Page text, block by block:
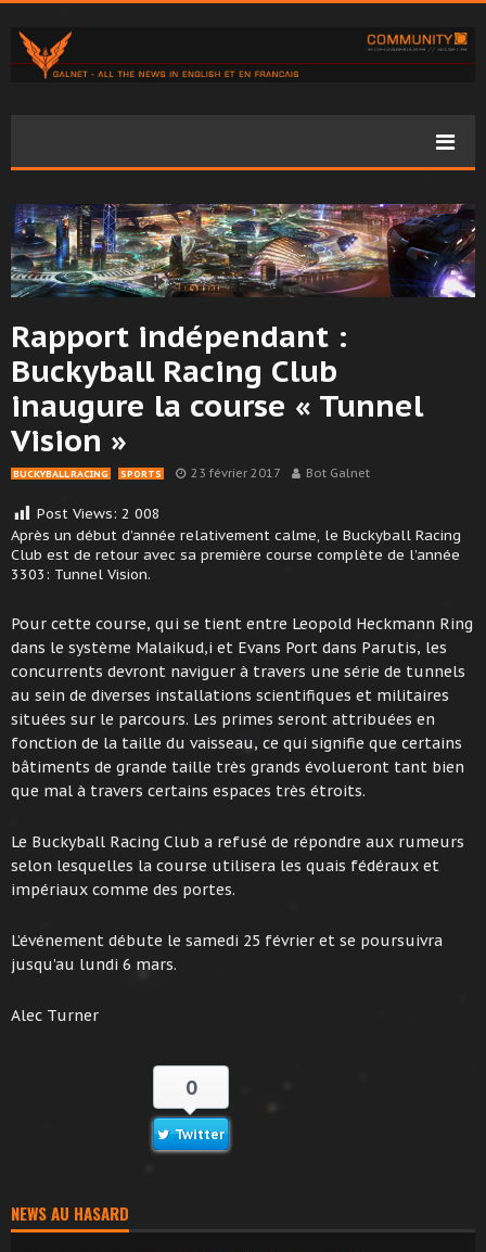
Rapport indépendant :
Buckyball Racing Club
inaugure la course « Tunnel
Vision »
BUCKYBALL RACING SPORTS 23 février 2017 Bot Galnet
Post Views: 2 008
Après un début d’année relativement calme, le Buckyball Racing
Club est de retour avec sa première course complète de l’année
3303: Tunnel Vision.
Pour cette course, qui se tient entre Leopold Heckmann Ring
dans le système Malaikud,i et Evans Port dans Parutis, les
concurrents devront naviguer à travers une série de tunnels
au sein de diverses installations scientifiques et militaires
situées sur le parcours. Les primes seront attribuées en
fonction de la taille du vaisseau, ce qui signifie que certains
bâtiments de grande taille très grands évolueront tant bien
que mal à travers certains espaces très étroits.
Le Buckyball Racing Club a refusé de répondre aux rumeurs
selon lesquelles la course utilisera les quais fédéraux et
impériaux comme des portes.
L’événement débute le samedi 25 février et se poursuivra
jusqu’au lundi 6 mars.
Alec Turner
0
Twitter
NEWS AU HASARD